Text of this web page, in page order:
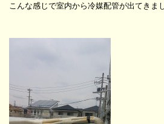
こんな感じで室内から冷媒配管が出てきま